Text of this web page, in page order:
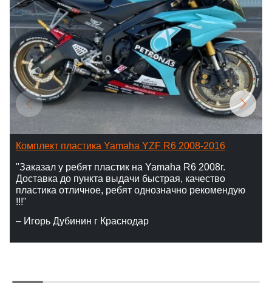
Комплект пластика Yamaha YZF R6 2008-2016
"Заказал у ребят пластик на Yamaha R6 2008г.
Доставка до пункта выдачи быстрая, качество
пластика отличное, ребят однозначно рекомендую
!!!"
– Игорь Дубинин г Краснодар